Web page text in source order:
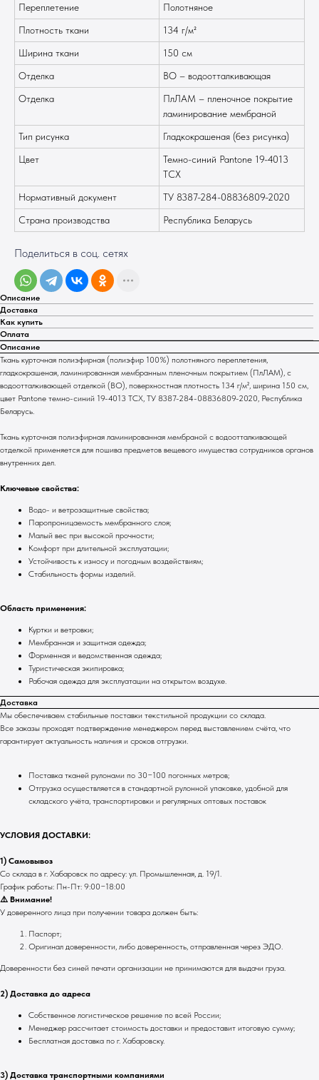
Переплетение
Полотняное
Плотность ткани
134 г/м²
Ширина ткани
150 см
Отделка
ВО – водоотталкивающая
Отделка
ПлЛАМ – пленочное покрытие
ламинирование мембраной
Тип рисунка
Гладкокрашеная (без рисунка)
Цвет
Темно-синий Pantone 19-4013
ТСХ
Нормативный документ
ТУ 8387-284-08836809-2020
Страна производства
Республика Беларусь
Поделиться в соц. сетях
Описание
Доставка
Как купить
Оплата
Описание
Ткань курточная полиэфирная (полиэфир 100%) полотняного переплетения,
гладкокрашеная, ламинированная мембранным пленочным покрытием (ПлЛАМ), с
водоотталкивающей отделкой (ВО), поверхностная плотность 134 г/м², ширина 150 см,
цвет Pantone темно-синий 19-4013 TCX, ТУ 8387-284-08836809-2020, Республика
Беларусь.
Ткань курточная полиэфирная ламинированная мембраной с водоотталкивающей
отделкой применяется для пошива предметов вещевого имущества сотрудников органов
внутренних дел.
Ключевые свойства:
Водо- и ветрозащитные свойства;
Паропроницаемость мембранного слоя;
Малый вес при высокой прочности;
Комфорт при длительной эксплуатации;
Устойчивость к износу и погодным воздействиям;
Стабильность формы изделий.
Область применения:
Куртки и ветровки;
Мембранная и защитная одежда;
Форменная и ведомственная одежда;
Туристическая экипировка;
Рабочая одежда для эксплуатации на открытом воздухе.
Доставка
Мы обеспечиваем стабильные поставки текстильной продукции со склада.
Все заказы проходят подтверждение менеджером перед выставлением счёта, что
гарантирует актуальность наличия и сроков отгрузки.
Поставка тканей рулонами по 30−100 погонных метров;
Отгрузка осуществляется в стандартной рулонной упаковке, удобной для
складского учёта, транспортировки и регулярных оптовых поставок
УСЛОВИЯ ДОСТАВКИ:
1) Самовывоз
Со склада в г. Хабаровск по адресу: ул. Промышленная, д. 19/1.
График работы: Пн-Пт: 9:00−18:00
⚠️ Внимание!
У доверенного лица при получении товара должен быть:
Паспорт;
Оригинал доверенности, либо доверенность, отправленная через ЭДО.
Доверенности без синей печати организации не принимаются для выдачи груза.
2) Доставка до адреса
Собственное логистическое решение по всей России;
Менеджер рассчитает стоимость доставки и предоставит итоговую сумму;
Бесплатная доставка по г. Хабаровску.
3) Доставка транспортными компаниями